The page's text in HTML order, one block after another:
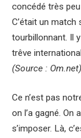
concédé très peu
C’était un
tourbillonnant. Il
trêve
(Source : Om.net)
Ce n’est pas
on l’a gagné.
s’imposer. Là,